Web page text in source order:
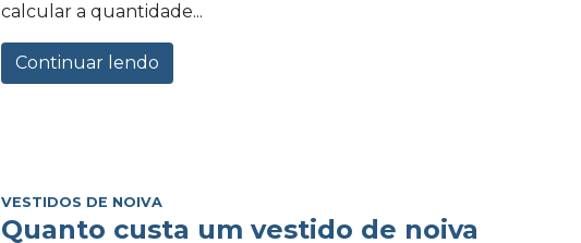
calcular a quantidade...
Continuar lendo
VESTIDOS DE NOIVA
Quanto custa um vestido de noiva